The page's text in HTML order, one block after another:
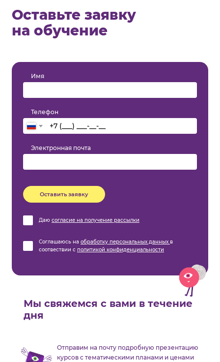
Оставьте заявку
на обучение
Имя
Телефон
Электронная почта
Оставить заявку
Даю согласие на получение рассылки
Соглашаюсь на обработку персональных данных в
соотвествии с политикой конфиденциальности
Мы свяжемся с вами в течение
дня
Отправим на почту подробную презентацию
курсов с тематическими планами и ценами